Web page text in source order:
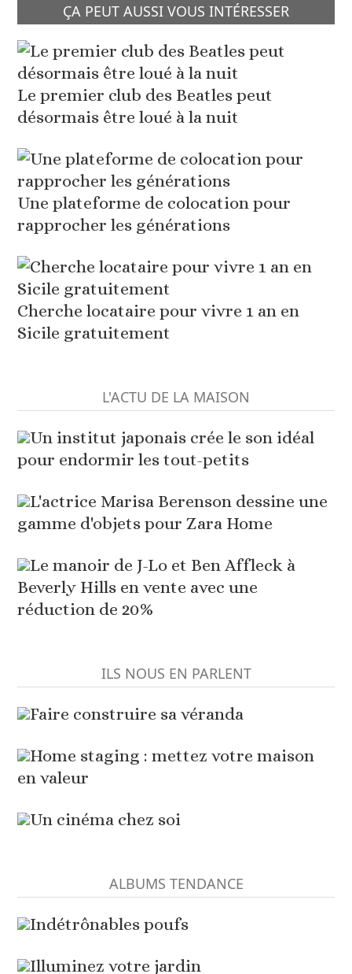
ÇA PEUT AUSSI VOUS INTÉRESSER
Le premier club des Beatles peut
désormais être loué à la nuit
Une plateforme de colocation pour
rapprocher les générations
Cherche locataire pour vivre 1 an en
Sicile gratuitement
L'ACTU DE LA MAISON
Un institut japonais crée le son idéal
pour endormir les tout-petits
L'actrice Marisa Berenson dessine une
gamme d'objets pour Zara Home
Le manoir de J-Lo et Ben Affleck à
Beverly Hills en vente avec une
réduction de 20%
ILS NOUS EN PARLENT
Faire construire sa véranda
Home staging : mettez votre maison
en valeur
Un cinéma chez soi
ALBUMS TENDANCE
Indétrônables poufs
Illuminez votre jardin